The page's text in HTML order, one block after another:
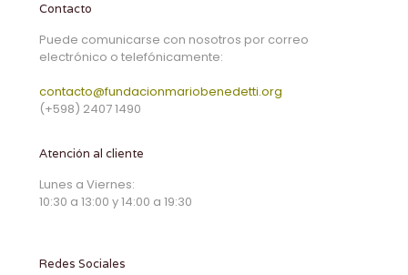
Contacto
Puede comunicarse con nosotros por correo
electrónico o telefónicamente:
contacto@fundacionmariobenedetti.org
(+598) 2407 1490
Atención al cliente
Lunes a Viernes:
10:30 a 13:00 y 14:00 a 19:30
Redes Sociales